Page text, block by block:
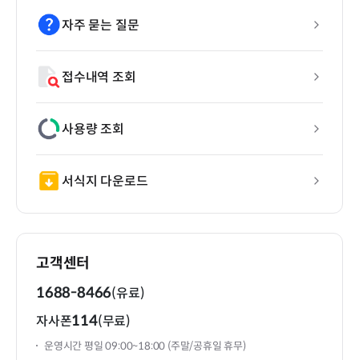
자주 묻는 질문
접수내역 조회
사용량 조회
서식지 다운로드
고객센터
1688-8466(유료)
자사폰114(무료)
운영시간 평일 09:00~18:00 (주말/공휴일 휴무)